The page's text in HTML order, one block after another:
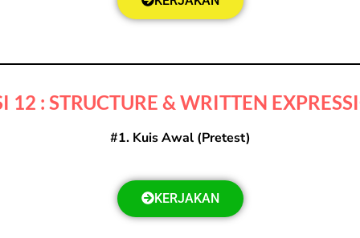
12 : STRUCTURE & WRITTEN
#1. Kuis Awal (Pretest)
KERJAKAN